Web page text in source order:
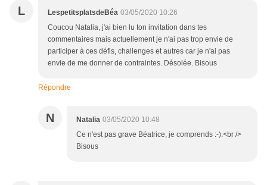
L LespetitsplatsdeBéa 03/05/2020 10:26
Coucou Natalia, j'ai bien lu ton invitation dans tes
commentaires mais actuellement je n'ai pas trop envie de
participer à ces défis, challenges et autres car je n'ai pas
envie de me donner de contraintes. Désolée. Bisous
Répondre
N Natalia 03/05/2020 10:48
Ce n'est pas grave Béatrice, je comprends :-).<br />
Bisous